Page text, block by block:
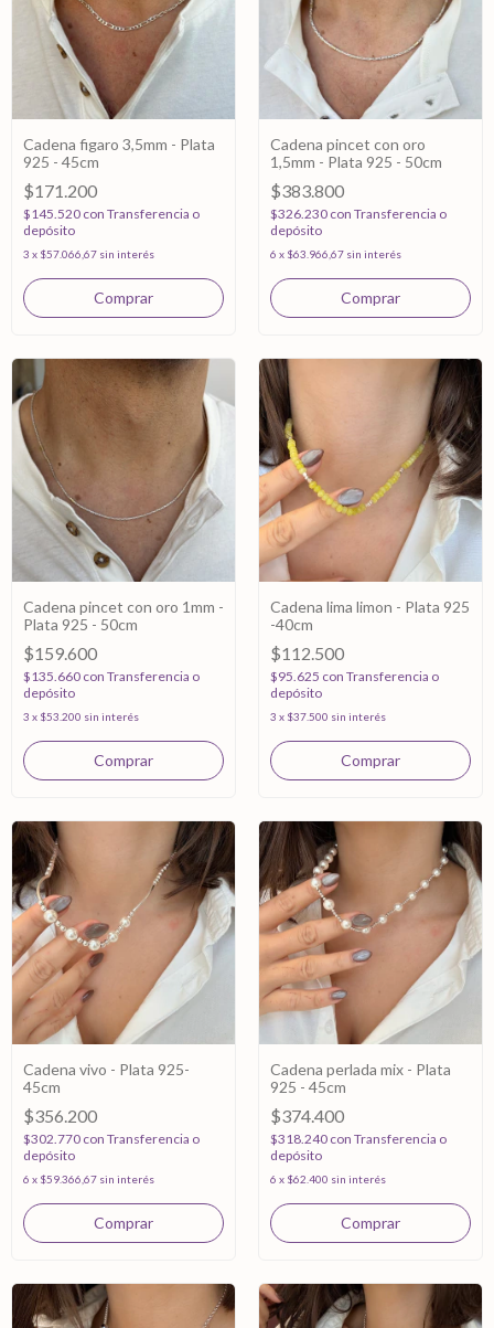
Cadena figaro 3,5mm - Plata
925 - 45cm
$171.200
$145.520 con Transferencia o
depósito
3 x $57.066,67 sin interés
Cadena pincet con oro
1,5mm - Plata 925 - 50cm
$383.800
$326.230 con Transferencia o
depósito
6 x $63.966,67 sin interés
Cadena pincet con oro 1mm -
Plata 925 - 50cm
$159.600
$135.660 con Transferencia o
depósito
3 x $53.200 sin interés
Cadena lima limon - Plata 925
-40cm
$112.500
$95.625 con Transferencia o
depósito
3 x $37.500 sin interés
Cadena vivo - Plata 925-
45cm
$356.200
$302.770 con Transferencia o
depósito
6 x $59.366,67 sin interés
Cadena perlada mix - Plata
925 - 45cm
$374.400
$318.240 con Transferencia o
depósito
6 x $62.400 sin interés